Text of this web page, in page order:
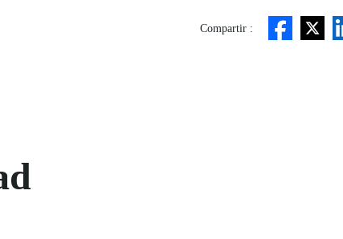
Compartir :